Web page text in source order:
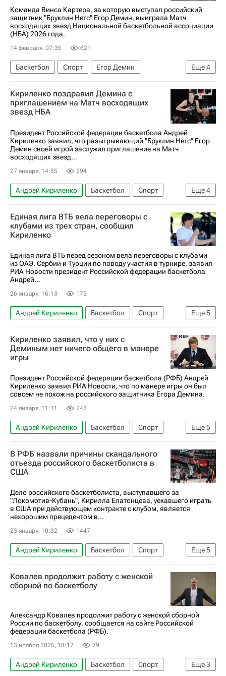
Команда Винса Картера, за которую выступал российский
защитник "Бруклин Нетс" Егор Демин, выиграла Матч
восходящих звезд Национальной баскетбольной ассоциации
(НБА) 2026 года.
14 февраля, 07:35 621
Еще4
Баскетбол Спорт
Егор Демин
Винс Картер
Кармело Энтони
Бруклин Нетс
НБА
Кириленко поздравил Демина с
приглашением на Матч восходящих
звезд НБА
Президент Российской федерации баскетбола Андрей
Кириленко заявил, что разыгрывающий "Бруклин Нетс" Егор
Демин своей игрой заслужил приглашение на Матч
восходящих звезд...
27 января, 14:55 294
Еще4
Андрей Кириленко Баскетбол
Спорт
Российская федерация баскетбола (РФБ)
Егор Демин
Бруклин Нетс НБА
Единая лига ВТБ вела переговоры с
клубами из трех стран, сообщил
Кириленко
Единая лига ВТБ перед сезоном вела переговоры с клубами
из ОАЭ, Сербии и Турции по поводу участия в турнире, заявил
РИА Новости президент Российской федерации баскетбола
Андрей...
26 января, 16:13 175
Еще5
Андрей Кириленко Баскетбол
Спорт
Российская федерация баскетбола (РФБ)
БК Автодор
Енисей
Зенит (Санкт-Петербург)
Кириленко заявил, что у них с
Деминым нет ничего общего в манере
игры
Президент Российской федерации баскетбола (РФБ) Андрей
Кириленко заявил РИА Новости, что по манере игры он был
совсем не похож на российского защитника Егора Демина.
24 января, 11:11 243
Еще5
Андрей Кириленко Баскетбол
Спорт
Российская федерация баскетбола (РФБ)
Егор Демин
Бостон Селтикс
Бруклин Нетс
НБА
В РФБ назвали причины скандального
отъезда российского баскетболиста в
США
Дело российского баскетболиста, выступавшего за
"Локомотив-Кубань", Кирилла Елатонцева, уехавшего играть
в США при действующем контракте с клубом, является
нехорошим прецедентом в...
23 января, 10:32 1447
Еще5
Андрей Кириленко Баскетбол
Спорт
США
Америка
Российская федерация баскетбола (РФБ)
Ковалев продолжит работу с женской
сборной по баскетболу
Александр Ковалев продолжит работу с женской сборной
России по баскетболу, сообщается на сайте Российской
федерации баскетбола (РФБ).
13 ноября 2025, 18:17 79
Еще3
Андрей Кириленко Баскетбол Спорт